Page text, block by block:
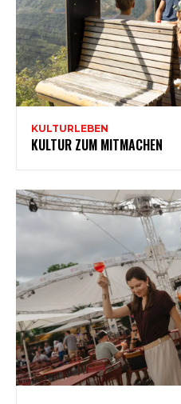
KULTURLEBEN
KULTUR ZUM MITMACHEN